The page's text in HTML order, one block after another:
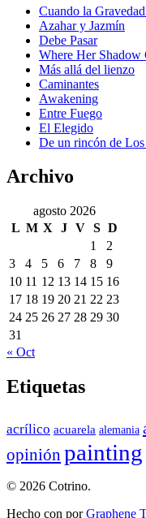
Cuando la
Azahar y Jazmín
Debe Pasar
Where Her Shadow
Más allá del lienzo
Caminantes
Awakening
Entre Fuego
El Elegido
De un rincón de
Archivo
agosto 2026
L M X J V S D
1
2
3
4 5 6 7 8
9
10 11 12 13 14 15 16
17 18 19 20 21 22 23
24 25 26 27 28 29 30
31
« Oct
Etiquetas
acrílico acuarela alemania
opinión painting
© 2026 Cotrino.
Hecho con porGraphene